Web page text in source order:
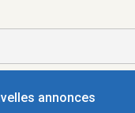
annonces